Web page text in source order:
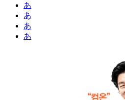
あ
あ
あ
あ